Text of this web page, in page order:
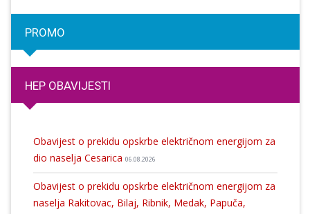
PROMO
HEP OBAVIJESTI
Obavijest o prekidu opskrbe električnom energijom za
dio naselja Cesarica 06.08.2026
Obavijest o prekidu opskrbe električnom energijom za
naselja Rakitovac, Bilaj, Ribnik, Medak, Papuča,